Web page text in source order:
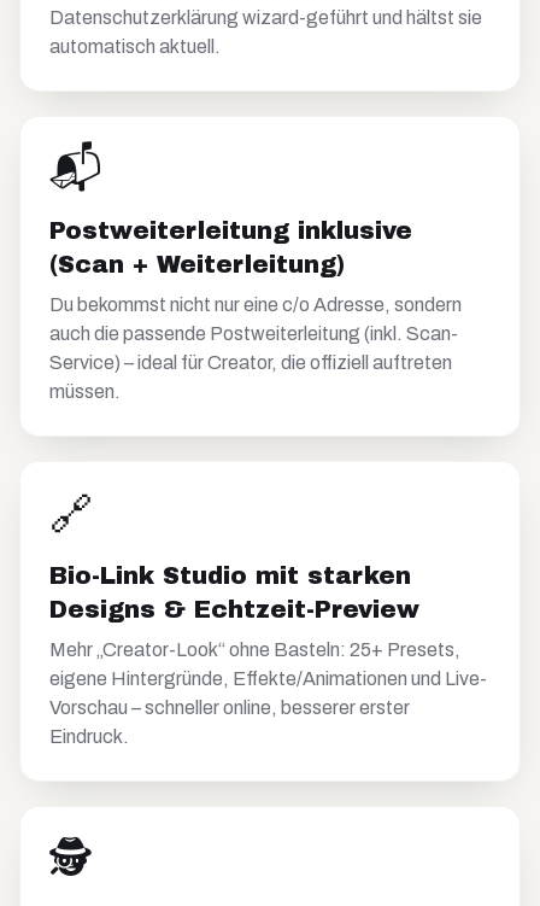
Datenschutzerklärung wizard-geführt und hältst sie
automatisch aktuell.
📬
Postweiterleitung inklusive
(Scan + Weiterleitung)
Du bekommst nicht nur eine c/o Adresse, sondern
auch die passende Postweiterleitung (inkl. Scan-
Service) – ideal für Creator, die offiziell auftreten
müssen.
🔗
Bio-Link Studio mit starken
Designs & Echtzeit-Preview
Mehr „Creator-Look“ ohne Basteln: 25+ Presets,
eigene Hintergründe, Effekte/Animationen und Live-
Vorschau – schneller online, besserer erster
Eindruck.
🕵️